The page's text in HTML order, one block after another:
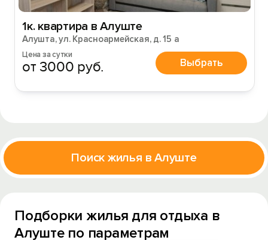
1к. квартира в Алуште
Алушта, ул. Красноармейская, д. 15 а
Цена за сутки
от 3000 руб. Выбрать
Поиск жилья в Алуште
Подборки жилья для отдыха в
Алуште по параметрам